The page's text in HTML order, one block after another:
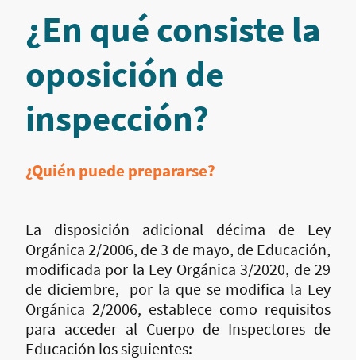
¿En qué consiste la
oposición de
inspección?
¿Quién puede prepararse?
La disposición adicional décima de Ley
Orgánica 2/2006, de 3 de mayo, de Educación,
modificada por la Ley Orgánica 3/2020, de 29
de diciembre, por la que se modifica la Ley
Orgánica 2/2006, establece como requisitos
para acceder al Cuerpo de Inspectores de
Educación los siguientes: